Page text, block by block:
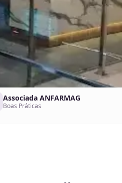
Associada ANFARMAG
Boas Práticas